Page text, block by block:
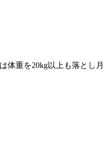
体重を20kg以上も落とし